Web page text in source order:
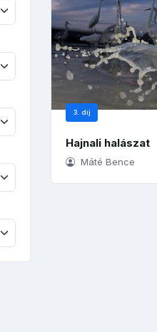
3. díj
Hajnali halászat
Máté Bence